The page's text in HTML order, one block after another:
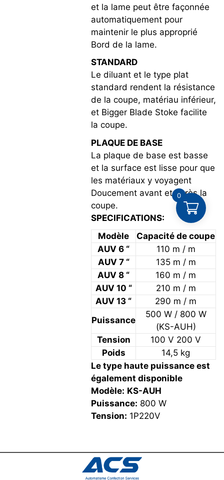
et la lame peut être façonnée
automatiquement pour
maintenir le plus approprié
Bord de la lame.
STANDARD
Le diluant et le type plat
standard rendent la résistance
de la coupe, matériau inférieur,
et Bigger Blade Stoke facilite
la coupe.
PLAQUE DE BASE
La plaque de base est basse
et la surface est lisse pour que
les matériaux y voyagent
Doucement avant et après la
coupe.
SPECIFICATIONS:
Modèle
Capacité de coupe
AUV 6 “
110 m / m
AUV 7 “
135 m / m
AUV 8 “
160 m / m
AUV 10 “
210 m / m
AUV 13 “
290 m / m
Puissance
500 W / 800 W
(KS-AUH)
Tension
100 V 200 V
Poids
14,5 kg
Le type haute puissance est
également disponible
Modèle: KS-AUH
Puissance: 800 W
Tension: 1P220V
0